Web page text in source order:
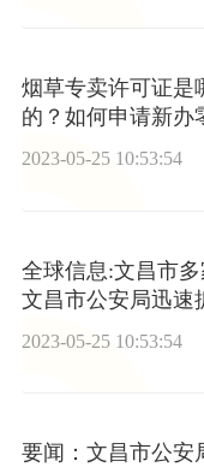
烟草专卖许可证是
的？如何申请新办
证？
2023-05-25 10:53:54
全球信息:文昌市
文昌市公安局迅速
2023-05-25 10:53:54
要闻：文昌市公安